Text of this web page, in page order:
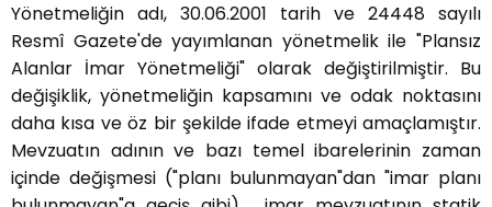
Yönetmeliğin adı, 30.06.2001 tarih ve 24448 sayılı
Resmî Gazete'de yayımlanan yönetmelik ile "Plansız
Alanlar İmar Yönetmeliği" olarak değiştirilmiştir. Bu
değişiklik, yönetmeliğin kapsamını ve odak noktasını
daha kısa ve öz bir şekilde ifade etmeyi amaçlamıştır.
Mevzuatın adının ve bazı temel ibarelerinin zaman
içinde değişmesi ("planı bulunmayan"dan "imar planı